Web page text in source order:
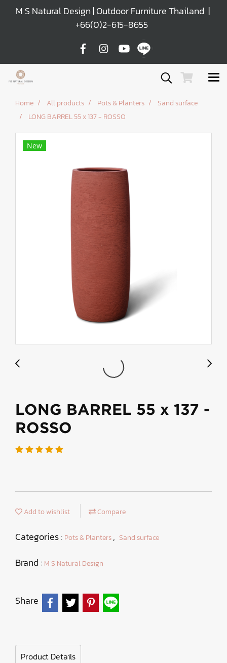
M S Natural Design | Outdoor Furniture Thailand |
+66(0)2-615-8655
Home All products Pots & Planters
Sand surface
LONG BARREL 55 x 137 - ROSSO
New
LONG BARREL 55 x 137 -
ROSSO
Add to wishlist Compare
Categories : Pots & Planters, Sand surface
Brand : M S Natural Design
Share
Product Details